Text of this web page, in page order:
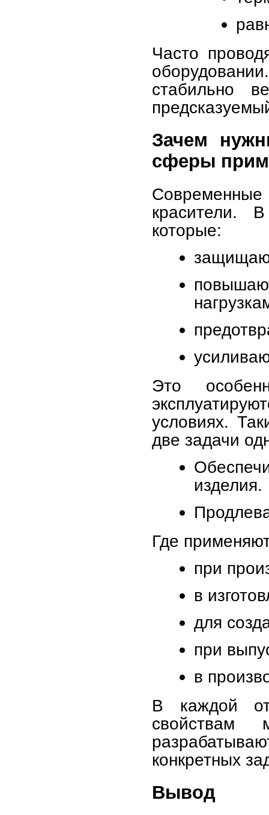
Часто
стабильно
Зачем
сферы
красители.
которые:
Это
условиях.
две задачи
изделия.
Где
при
в
для
при
в
В каждой
свойствам
конкретных
Вывод